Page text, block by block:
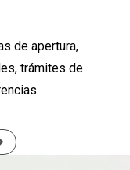
de apertura,
trámites de